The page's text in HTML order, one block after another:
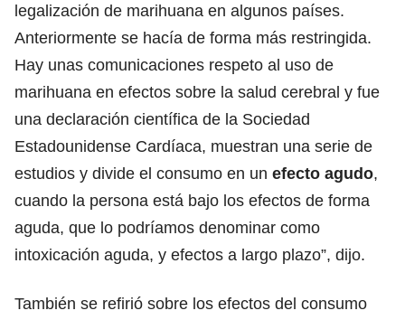
legalización de marihuana en algunos países.
Anteriormente se hacía de forma más restringida.
Hay unas comunicaciones respeto al uso de
marihuana en efectos sobre la salud cerebral y fue
una declaración científica de la Sociedad
Estadounidense Cardíaca, muestran una serie de
estudios y divide el consumo en un efecto agudo,
cuando la persona está bajo los efectos de forma
aguda, que lo podríamos denominar como
intoxicación aguda, y efectos a largo plazo”, dijo.
También se refirió sobre los efectos del consumo